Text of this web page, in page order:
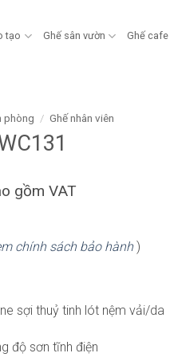
tạo Ghế sân vườn Ghế cafe
phòng / Ghế nhân viên
gồm VAT
chính sách bảo hành)
sợi thuỷ tinh lót nệm vải/da
độ sơn tĩnh điện